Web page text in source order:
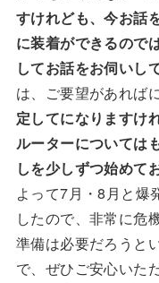
すけれども、今お話
に装着ができるので
してお話をお伺いし
は、ご要望があれば
定してになりますけ
ルーターについては
しを少しずつ始めて
よって7月・8月と爆
したので、非常に危
準備は必要だろうと
で、ぜひご安心いた